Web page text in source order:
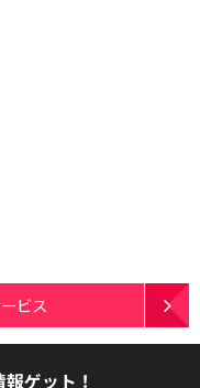
ビス
ゲット！